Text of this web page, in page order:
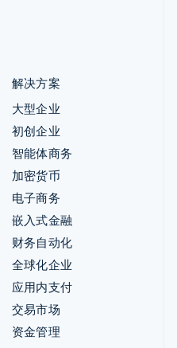
解决方案
大型企业
初创企业
智能体商务
加密货币
电子商务
嵌入式金融
财务自动化
全球化企业
应用内支付
交易市场
资金管理